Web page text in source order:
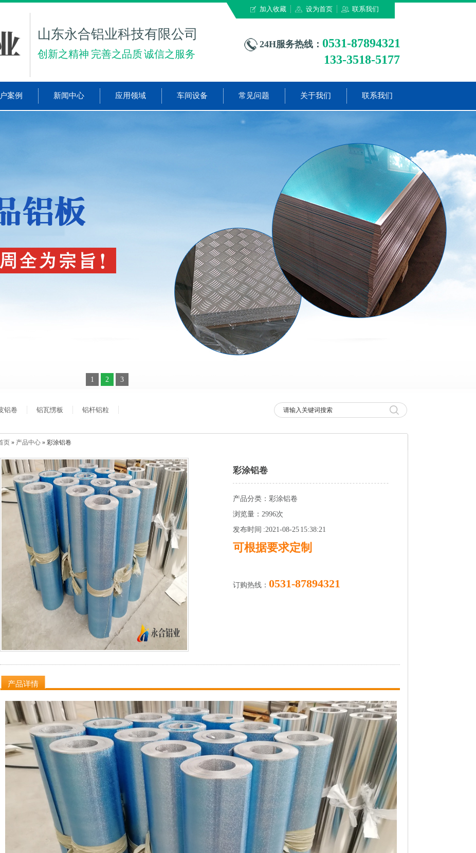
山东永合铝业科技有限公司
创新之精神 完善之品质 诚信之服务
加入收藏 设为首页 联系我们
24H服务热线： 0531-87894321
133-3518-5177
案例 新闻中心 应用领域 车间设备 常见问题 关于我们 联系我们
1 2 3
铝卷 铝瓦愣板 铝杆铝粒
页 » 产品中心 » 彩涂铝卷
彩涂铝卷
产品分类：彩涂铝卷
浏览量：2996次
发布时间 :2021-08-25 15:38:21
可根据要求定制
订购热线： 0531-87894321
产品详情